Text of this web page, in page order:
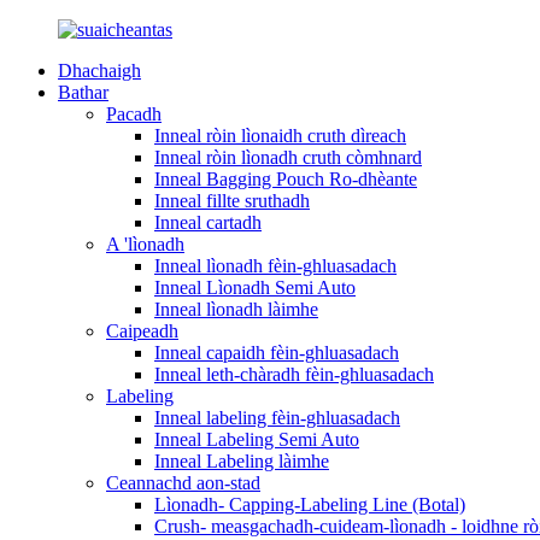
Dhachaigh
Bathar
Pacadh
Inneal ròin lìonaidh cruth dìreach
Inneal ròin lìonadh cruth còmhnard
Inneal Bagging Pouch Ro-dhèante
Inneal fillte sruthadh
Inneal cartadh
A 'lìonadh
Inneal lìonadh fèin-ghluasadach
Inneal Lìonadh Semi Auto
Inneal lìonadh làimhe
Caipeadh
Inneal capaidh fèin-ghluasadach
Inneal leth-chàradh fèin-ghluasadach
Labeling
Inneal labeling fèin-ghluasadach
Inneal Labeling Semi Auto
Inneal Labeling làimhe
Ceannachd aon-stad
Lìonadh- Capping-Labeling Line (Botal)
Crush- measgachadh-cuideam-lìonadh - loidhne